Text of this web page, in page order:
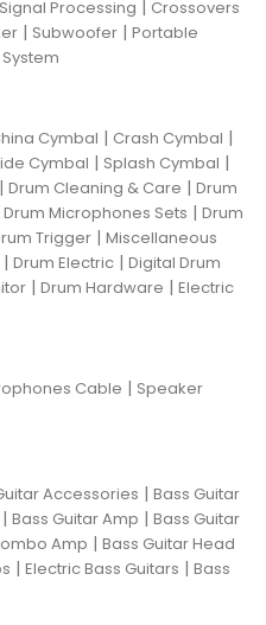
Processing | Crossovers
| Subwoofer | Portable
Cymbal | Crash Cymbal |
Cymbal | Splash Cymbal |
| Drum Cleaning & Care | Drum
Drum Microphones Sets | Drum
Trigger | Miscellaneous
| Drum Electric | Digital Drum
| Drum Hardware | Electric
Cable | Speaker
Accessories | Bass Guitar
| Bass Guitar Amp | Bass Guitar
Amp | Bass Guitar Head
| Electric Bass Guitars | Bass